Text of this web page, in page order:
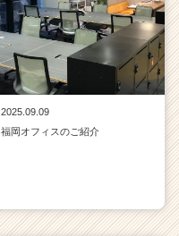
2025.09.09
福岡オフィスのご紹介